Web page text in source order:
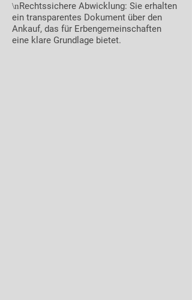
\nRechtssichere Abwicklung: Sie erhalten
ein transparentes Dokument über den
Ankauf, das für Erbengemeinschaften
eine klare Grundlage bietet.